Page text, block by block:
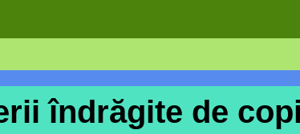
îndrăgite de